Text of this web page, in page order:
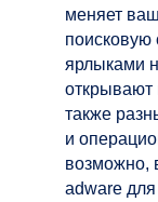
меняет
поисковую
ярлыками
также
и
возможно,
adware